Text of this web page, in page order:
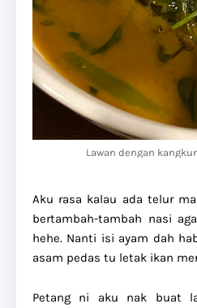
Lawan dengan
Aku rasa kalau ada telur
bertambah-tambah nasi
hehe. Nanti isi ayam dah
asam pedas tu letak ikan
Petang ni aku nak buat